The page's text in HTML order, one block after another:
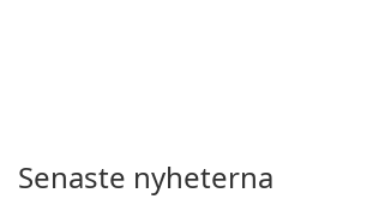
Senaste nyheterna